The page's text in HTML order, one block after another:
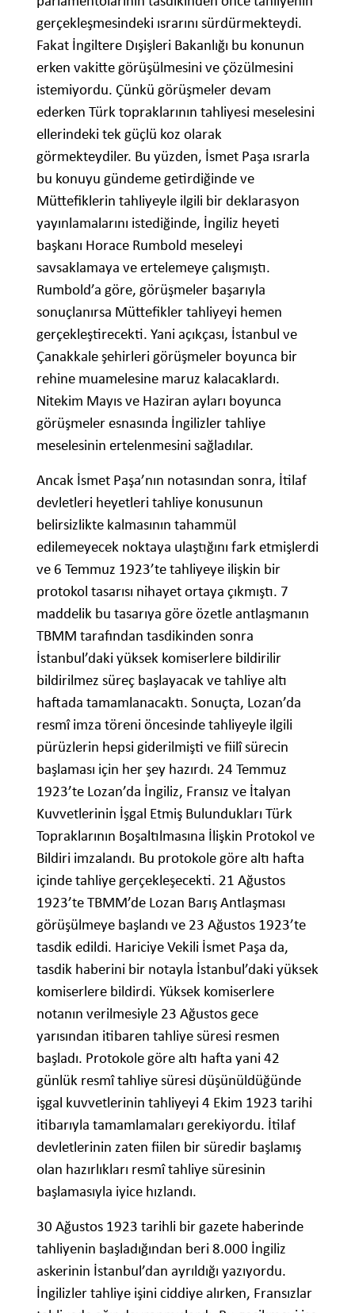
gerçekleşmesindeki ısrarını sürdürmekteydi.
Fakat İngiltere Dışişleri Bakanlığı bu konunun
erken vakitte görüşülmesini ve çözülmesini
istemiyordu. Çünkü görüşmeler devam
ederken Türk topraklarının tahliyesi meselesini
ellerindeki tek güçlü koz olarak
görmekteydiler. Bu yüzden, İsmet Paşa ısrarla
bu konuyu gündeme getirdiğinde ve
Müttefiklerin tahliyeyle ilgili bir deklarasyon
yayınlamalarını istediğinde, İngiliz heyeti
başkanı Horace Rumbold meseleyi
savsaklamaya ve ertelemeye çalışmıştı.
Rumbold’a göre, görüşmeler başarıyla
sonuçlanırsa Müttefikler tahliyeyi hemen
gerçekleştirecekti. Yani açıkçası, İstanbul ve
Çanakkale şehirleri görüşmeler boyunca bir
rehine muamelesine maruz kalacaklardı.
Nitekim Mayıs ve Haziran ayları boyunca
görüşmeler esnasında İngilizler tahliye
meselesinin ertelenmesini sağladılar.
Ancak İsmet Paşa’nın notasından sonra, İtilaf
devletleri heyetleri tahliye konusunun
belirsizlikte kalmasının tahammül
edilemeyecek noktaya ulaştığını fark etmişlerdi
ve 6 Temmuz 1923’te tahliyeye ilişkin bir
protokol tasarısı nihayet ortaya çıkmıştı. 7
maddelik bu tasarıya göre özetle antlaşmanın
TBMM tarafından tasdikinden sonra
İstanbul’daki yüksek komiserlere bildirilir
bildirilmez süreç başlayacak ve tahliye altı
haftada tamamlanacaktı. Sonuçta, Lozan’da
resmî imza töreni öncesinde tahliyeyle ilgili
pürüzlerin hepsi giderilmişti ve fiilî sürecin
başlaması için her şey hazırdı. 24 Temmuz
1923’te Lozan’da İngiliz, Fransız ve İtalyan
Kuvvetlerinin İşgal Etmiş Bulundukları Türk
Topraklarının Boşaltılmasına İlişkin Protokol ve
Bildiri imzalandı. Bu protokole göre altı hafta
içinde tahliye gerçekleşecekti. 21 Ağustos
1923’te TBMM’de Lozan Barış Antlaşması
görüşülmeye başlandı ve 23 Ağustos 1923’te
tasdik edildi. Hariciye Vekili İsmet Paşa da,
tasdik haberini bir notayla İstanbul’daki yüksek
komiserlere bildirdi. Yüksek komiserlere
notanın verilmesiyle 23 Ağustos gece
yarısından itibaren tahliye süresi resmen
başladı. Protokole göre altı hafta yani 42
günlük resmî tahliye süresi düşünüldüğünde
işgal kuvvetlerinin tahliyeyi 4 Ekim 1923 tarihi
itibarıyla tamamlamaları gerekiyordu. İtilaf
devletlerinin zaten fiilen bir süredir başlamış
olan hazırlıkları resmî tahliye süresinin
başlamasıyla iyice hızlandı.
30 Ağustos 1923 tarihli bir gazete haberinde
tahliyenin başladığından beri 8.000 İngiliz
askerinin İstanbul’dan ayrıldığı yazıyordu.
İngilizler tahliye işini ciddiye alırken, Fransızlar